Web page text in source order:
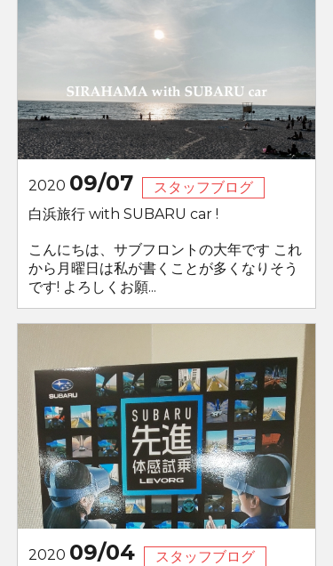
2020 09/07
スタッフブログ
白浜旅行 with SUBARU car !
こんにちは、サブフロントの大年です これ
から月曜日は私が書くことが多くなりそう
です! よろしくお願...
2020 09/04 スタッフブログ